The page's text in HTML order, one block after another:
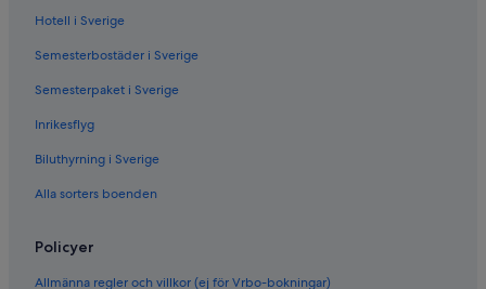
Hotell i Sverige
Semesterbostäder i Sverige
Semesterpaket i Sverige
Inrikesflyg
Biluthyrning i Sverige
Alla sorters boenden
Policyer
Allmänna regler och villkor (ej för Vrbo-bokningar)